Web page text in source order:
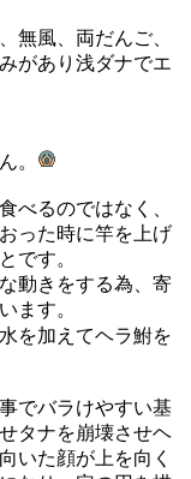
無風、両だんご、
があり浅ダナでエ
。
べるのではなく、
った時に竿を上げ
です。
動きをする為、寄
ます。
を加えてヘラ鮒を
でバラけやすい基
タナを崩壊させヘ
いた顔が上を向く